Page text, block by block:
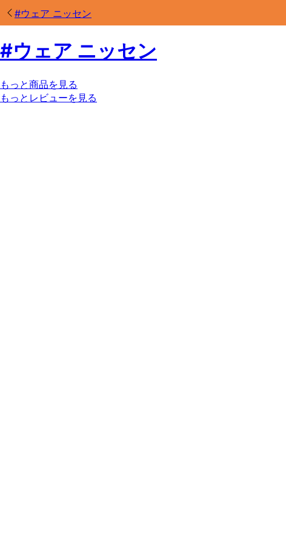
#ウェア ニッセン
#ウェア ニッセン
もっと商品を見る
もっとレビューを見る